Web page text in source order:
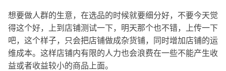
想要做人群的生意，在选品的时候就要细分好，不要今天觉
得这个好，上到店铺测试一下，明天那个也不错，上传一下
吧，这个样子，只会把店铺做成杂货铺，同时增加店铺的运
维成本。这样店铺内有限的人力也会浪费在一些不能产生收
益或者收益较小的商品上面。